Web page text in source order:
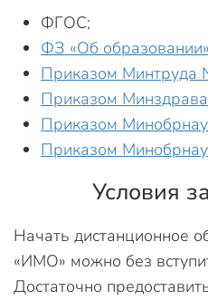
ФГОС;
ФЗ «Об образовании»
Приказом Минтруда
Приказом
Приказом
Приказом
Условия
Начать дистанционное
«ИМО» можно без
Достаточно